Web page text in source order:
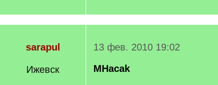
sarapul
Ижевск
13 фев. 2010 19:02
MHacak